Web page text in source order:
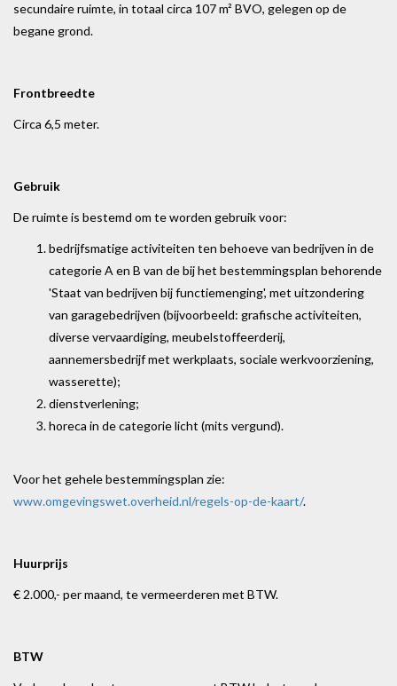
secundaire ruimte, in totaal circa 107 m² BVO, gelegen op de
begane grond.
Frontbreedte
Circa 6,5 meter.
Gebruik
De ruimte is bestemd om te worden gebruik voor:
bedrijfsmatige activiteiten ten behoeve van bedrijven in de
categorie A en B van de bij het bestemmingsplan behorende
'Staat van bedrijven bij functiemenging', met uitzondering
van garagebedrijven (bijvoorbeeld: grafische activiteiten,
diverse vervaardiging, meubelstoffeerderij,
aannemersbedrijf met werkplaats, sociale werkvoorziening,
wasserette);
dienstverlening;
horeca in de categorie licht (mits vergund).
Voor het gehele bestemmingsplan zie:
www.omgevingswet.overheid.nl/regels-op-de-kaart/.
Huurprijs
€ 2.000,- per maand, te vermeerderen met BTW.
BTW